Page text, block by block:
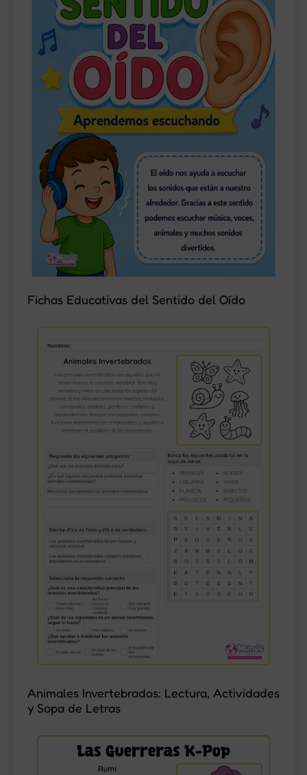
Fichas Educativas del Sentido del Oído
Animales Invertebrados: Lectura, Actividades
y Sopa de Letras